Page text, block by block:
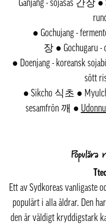
Ganjang - sojasås 간장
● Gochujang -
장 ● Gochugaru
● Doenjang - koreansk
sött
● Sikcho 식초 ●
sesamfrön 깨 ●
Ett av Sydkoreas vanligaste
populärt i alla åldrar. Den
den är väldigt kryddigstark